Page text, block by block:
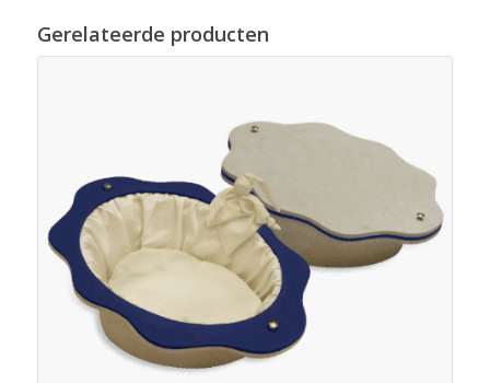
Gerelateerde producten